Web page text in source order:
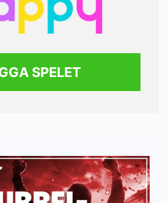
SPELET